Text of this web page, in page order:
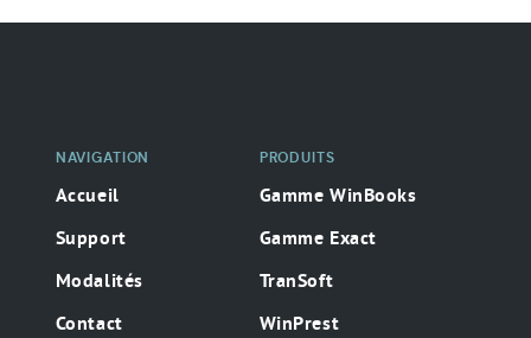
Navigation
NAVIGATION
Accueil
Support
Modalités
Contact
PRODUITS
Gamme WinBooks
Gamme Exact
TranSoft
WinPrest